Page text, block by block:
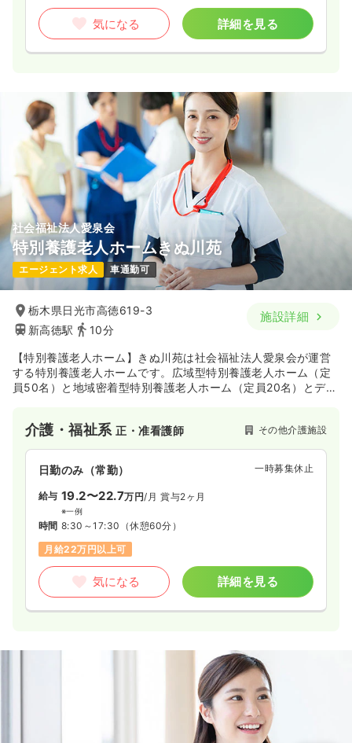
気になる 詳細を見る
社会福祉法人愛泉会
特別養護老人ホームきぬ川苑
エージェント求人 車通勤可
栃木県日光市高徳619-3
新高徳駅
10分
施設詳細
【特別養護老人ホーム】きぬ川苑は社会福祉法人愛泉会が運営
する特別養護老人ホームです。広域型特別養護老人ホーム（定
員50名）と地域密着型特別養護老人ホーム（定員20名）とデイ
供しています。
介護・福祉系正・准看護師 その他介護施設
日勤のみ（常勤） 一時募集休止
給与 19.2〜22.7万円/月 賞与2ヶ月
※一例
時間 8:30～17:30 （休憩60分）
月給22万円以上可
気になる 詳細を見る